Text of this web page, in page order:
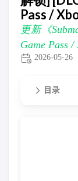
Pass /
更新《
Game Pass /
2026-05-26
目录